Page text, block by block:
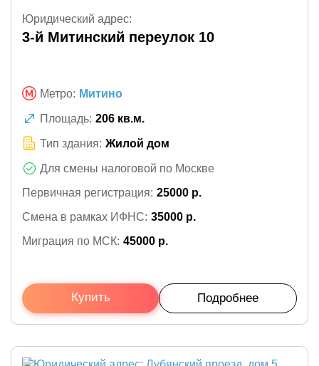
Юридический адрес:
3-й Митинский переулок 10
Метро: Митино
Площадь: 206 кв.м.
Тип здания: Жилой дом
Для смены налоговой по Москве
Первичная регистрация: 25000 р.
Смена в рамках ИФНС: 35000 р.
Миграция по МСК: 45000 р.
Купить Подробнее